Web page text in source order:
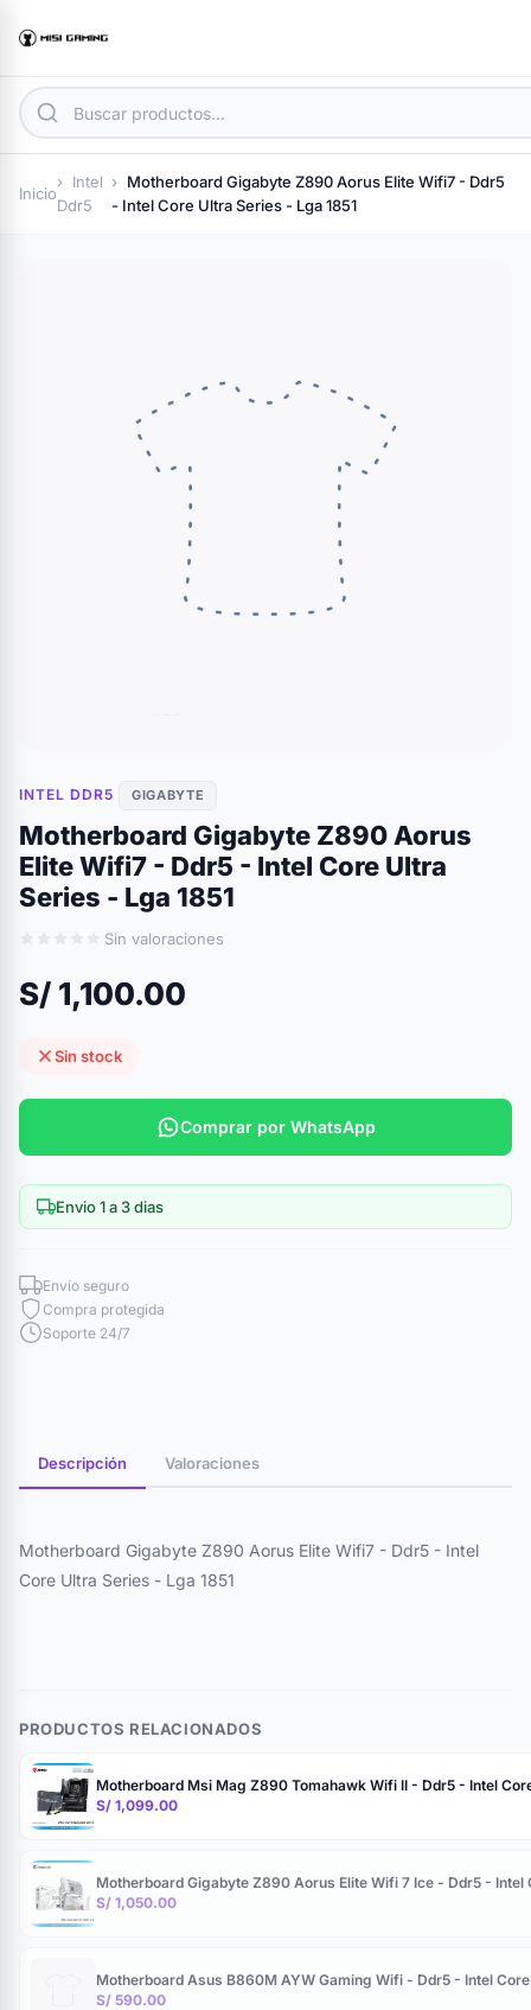
Inicio
Intel
Ddr5
Motherboard Gigabyte Z890 Aorus Elite Wifi7 - Ddr5
- Intel Core Ultra Series - Lga 1851
INTEL DDR5 GIGABYTE
Motherboard Gigabyte Z890 Aorus
Elite Wifi7 - Ddr5 - Intel Core Ultra
Series - Lga 1851
Sin valoraciones
S/ 1,100.00
Sin stock
Comprar por WhatsApp
Envio 1 a 3 dias
Envío seguro
Compra protegida
Soporte 24/7
Descripción Valoraciones
Motherboard Gigabyte Z890 Aorus Elite Wifi7 - Ddr5 - Intel
Core Ultra Series - Lga 1851
PRODUCTOS RELACIONADOS
Motherboard Msi Mag Z890 Tomahawk Wifi II - Ddr5 - Intel
S/ 1,099.00
Motherboard Gigabyte Z890 Aorus Elite Wifi 7 Ice - Ddr5 - Intel
S/ 1,050.00
Motherboard Asus B860M AYW Gaming Wifi - Ddr5 - Intel
S/ 590.00